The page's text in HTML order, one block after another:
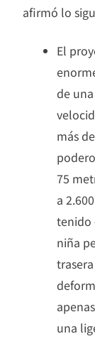
afirmó lo
El
de
más
75
a
tenido
niña
una